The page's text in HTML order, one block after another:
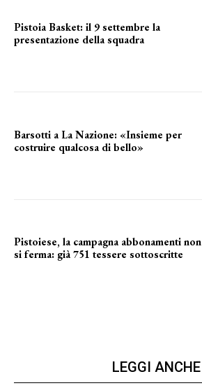
Pistoia Basket: il 9 settembre la
presentazione della squadra
Barsotti a La Nazione: «Insieme per
costruire qualcosa di bello»
Pistoiese, la campagna abbonamenti non
si ferma: già 751 tessere sottoscritte
LEGGI ANCHE